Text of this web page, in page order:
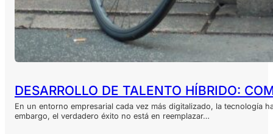
DESARROLLO DE TALENTO HÍBRIDO:
En un entorno empresarial cada vez más digitalizado, la tecnología
embargo, el verdadero éxito no está en reemplazar…